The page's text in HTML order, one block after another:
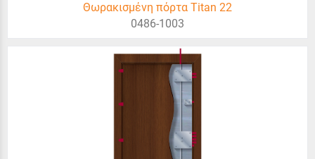
Θωρακισμένη πόρτα Titan 22
0486-1003